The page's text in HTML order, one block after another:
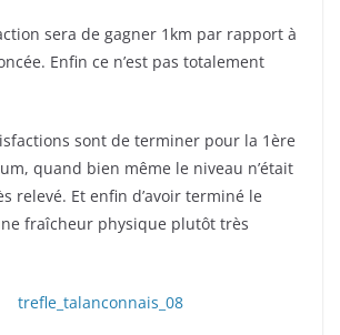
sera de gagner 1km par rapport à
Enfin ce n’est pas totalement
sont de terminer pour la 1ère
quand bien même le niveau n’était
relevé. Et enfin d’avoir terminé le
fraîcheur physique plutôt très